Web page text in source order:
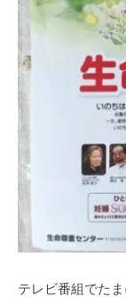
テレビ番組でた